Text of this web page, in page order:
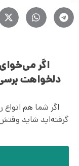
اگر
دلخواهت
اگر شما هم انواع
گرفته‌اید شاید